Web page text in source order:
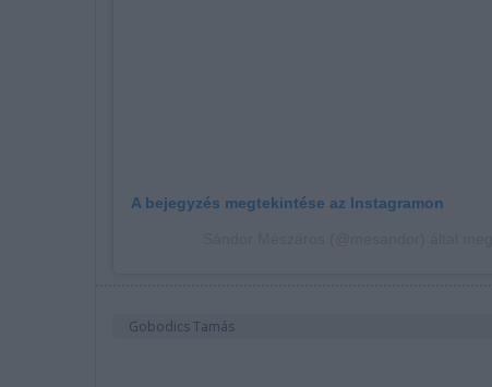
A bejegyzés megtekintése az Instagramon
Gobodics Tamás